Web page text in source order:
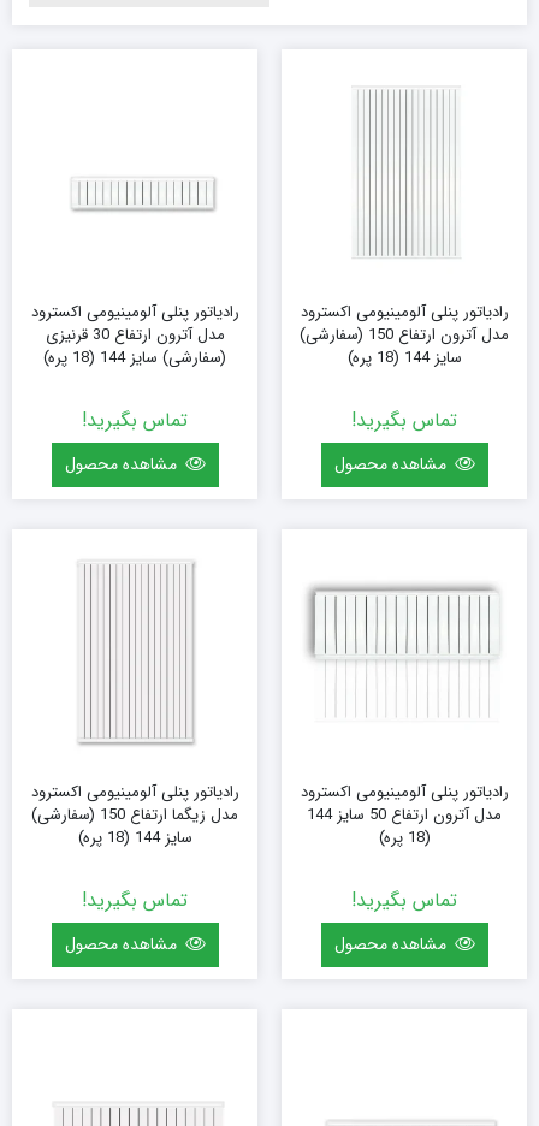
رادیاتور پنلی آلومینیومی اکسترود
مدل آترون ارتفاع 150 (سفارشی)
سایز 144 (18 پره)
تماس بگیرید!
مشاهده محصول
رادیاتور پنلی آلومینیومی اکسترود
مدل آترون ارتفاع 30 قرنیزی
(سفارشی) سایز 144 (18 پره)
تماس بگیرید!
مشاهده محصول
رادیاتور پنلی آلومینیومی اکسترود
مدل آترون ارتفاع 50 سایز 144
(18 پره)
تماس بگیرید!
مشاهده محصول
رادیاتور پنلی آلومینیومی اکسترود
مدل زیگما ارتفاع 150 (سفارشی)
سایز 144 (18 پره)
تماس بگیرید!
مشاهده محصول